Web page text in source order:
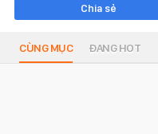
Chia sẻ
CÙNG MỤC ĐANG HOT